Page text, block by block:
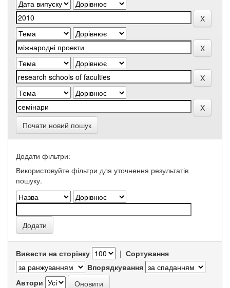
Почати новий пошук
Додати фільтри:
Використовуйте фільтри для уточнення результатів
пошуку.
Вивести на сторінку | Сортування
Впорядкування
Автори